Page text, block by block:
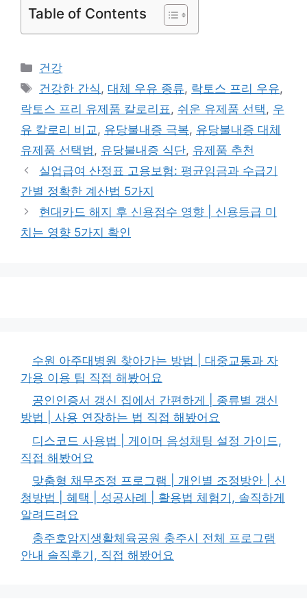
Table of Contents
카
테
리
건강
태
그
건강한 간식 ,대체 우유 종류, 락토스 프리 우유,
락토스 프리 유제품 칼로리표 , 쉬운 유제품 선택 , 우
유 칼로리 비교 , 유당불내증 극복, 유당불내증 대체
유제품 선택법 , 유당불내증 식단, 유제품 추천
실업급여 산정표 고용보험: 평균임금과 수급기
간별 정확한 계산법 5가지
현대카드 해지 후 신용점수 영향 | 신용등급 미
치는 영향 5가지 확인
수원 아주대병원 찾아가는 방법 | 대중교통과 자
가용 이용 팁 직접 해봤어요
공인인증서 갱신 집에서 간편하게 | 종류별 갱신
방법 | 사용 연장하는 법 직접 해봤어요
디스코드 사용법 | 게이머 음성채팅 설정 가이드,
직접 해봤어요
맞춤형 채무조정 프로그램 | 개인별 조정방안 | 신
청방법 | 혜택 | 성공사례 | 활용법 체험기, 솔직하게
알려드려요
충주호암지생활체육공원 충주시 전체 프로그램
안내 솔직후기, 직접 해봤어요